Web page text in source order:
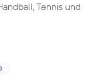
Tennis und